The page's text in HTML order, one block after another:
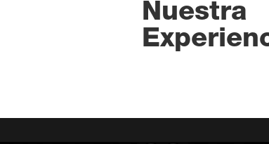
Nuestra